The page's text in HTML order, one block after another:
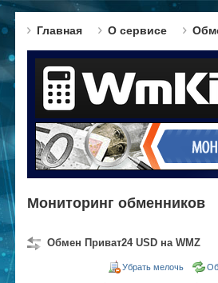
Главная О сервисе
Мониторинг обменников
Обмен Приват24 USD на WMZ
Убрать мелочь